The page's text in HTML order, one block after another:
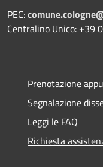
PEC:
Centralino Unico: +39
Prenotazione
Segnalazione
Leggi le FAQ
Richiesta